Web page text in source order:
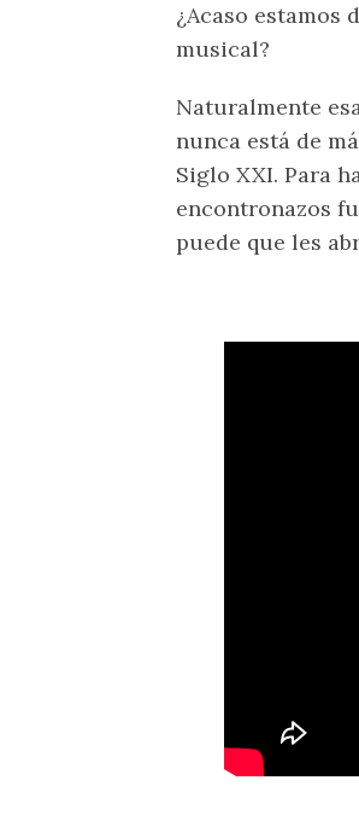
¿Acaso
musical?
Naturalmente
nunca está de
Siglo XXI. Para
encontronazos
puede que les